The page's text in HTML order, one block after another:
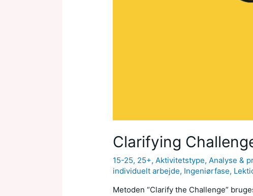
Clarifying
15-25, 25+, Aktivitetstype, Analyse &
individuelt arbejde, Ingeniørfase,
Metoden “Clarify the Challenge”